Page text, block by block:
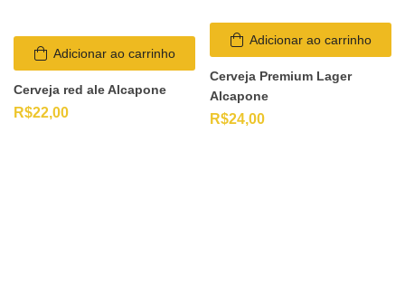
Adicionar ao carrinho
Cerveja red ale Alcapone
R$22,00
Adicionar ao carrinho
Cerveja Premium Lager
Alcapone
R$24,00